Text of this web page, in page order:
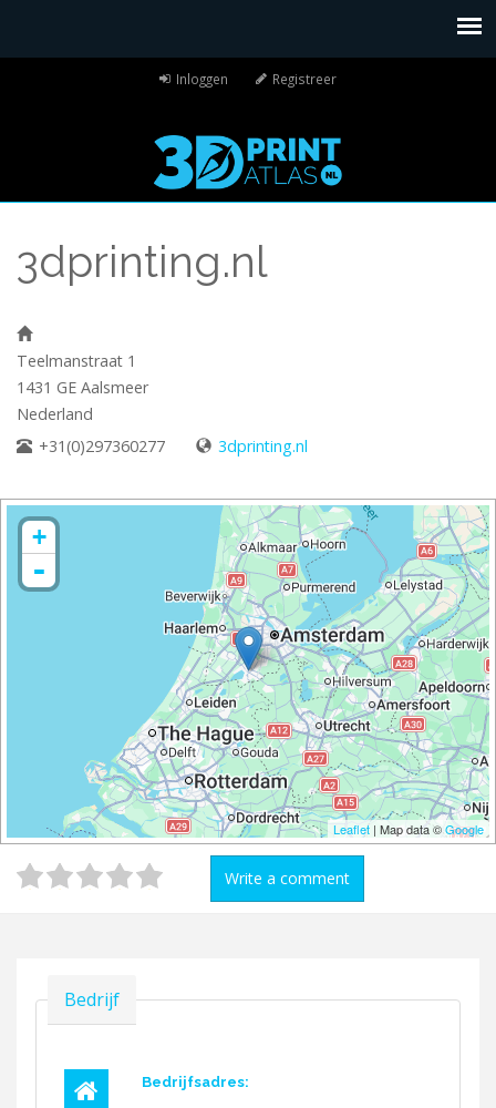
Inloggen Registreer
3dprinting.nl
Teelmanstraat 1
1431 GE Aalsmeer
Nederland
+31(0)297360277
3dprinting.nl
+
-
Leaflet | Map data ©Google
Write a comment
Verbergen
Bedrijf
Bedrijfsadres: